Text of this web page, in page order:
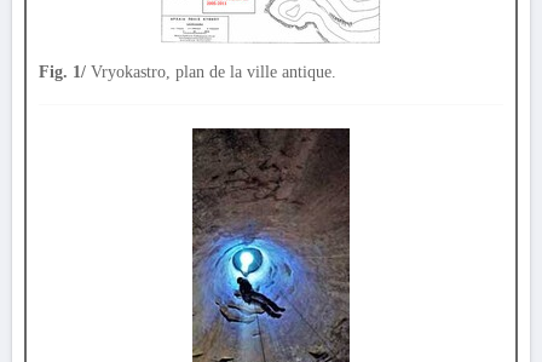
Fig. 1/ Vryokastro, plan de la ville antique.